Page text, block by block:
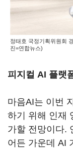
정태호 국정기획위원회
진=연합뉴스)
피지컬 AI 플랫
마음AI는 이번
하기 위해 인재
가할 전망이다.
어든 가운데 AI